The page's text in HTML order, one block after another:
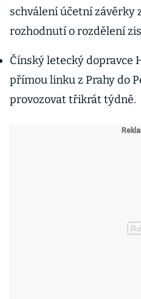
schválení účetní závěrky
rozhodnutí o rozdělení
Čínský letecký dopravce
přímou linku z Prahy do
provozovat třikrát týdně.